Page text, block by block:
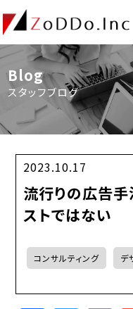
Blog
スタッフブログ
2023.10.17
流行りの広告
ストではない
コンサルティング デ